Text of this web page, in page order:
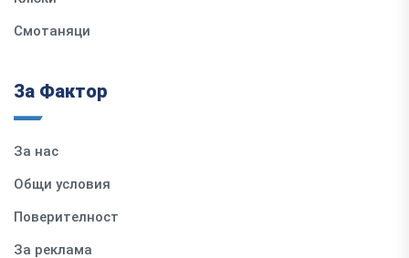
Смотаняци
За Фактор
За нас
Общи условия
Поверителност
За реклама